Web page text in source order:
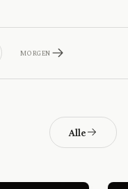
MORGEN
Alle